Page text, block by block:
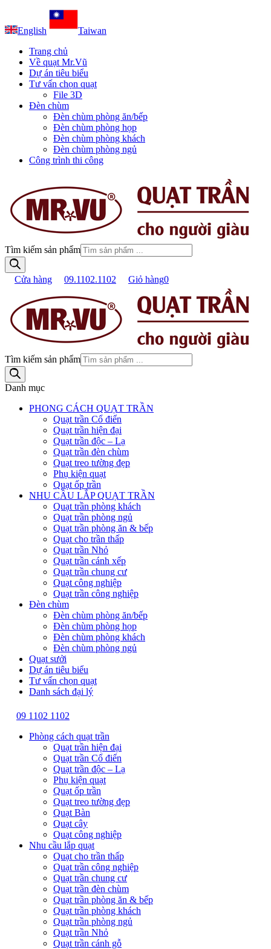
English
Taiwan
Trang chủ
Về quạt Mr.Vũ
Dự án tiêu biểu
Tư vấn chọn quạt
File 3D
Đèn chùm
Đèn chùm phòng ăn/bếp
Đèn chùm phòng họp
Đèn chùm phòng khách
Đèn chùm phòng ngủ
Công trình thi công
Tìm kiếm sản phẩm
Cửa hàng 09.1102.1102 Giỏ hàng0
Tìm kiếm sản phẩm
Danh mục
PHONG CÁCH QUẠT TRẦN
Quạt trần Cổ điển
Quạt trần hiện đại
Quạt trần độc – Lạ
Quạt trần đèn chùm
Quạt treo tường đẹp
Phụ kiện quạt
Quạt ốp trần
NHU CẦU LẮP QUẠT TRẦN
Quạt trần phòng khách
Quạt trần phòng ngủ
Quạt trần phòng ăn & bếp
Quạt cho trần thấp
Quạt trần Nhỏ
Quạt trần cánh xếp
Quạt trần chung cư
Quạt công nghiệp
Quạt trần công nghiệp
Đèn chùm
Đèn chùm phòng ăn/bếp
Đèn chùm phòng họp
Đèn chùm phòng khách
Đèn chùm phòng ngủ
Quạt sưởi
Dự án tiêu biểu
Tư vấn chọn quạt
Danh sách đại lý
09 1102 1102
Phòng cách quạt trần
Quạt trần hiện đại
Quạt trần Cổ điển
Quạt trần độc – Lạ
Phụ kiện quạt
Quạt ốp trần
Quạt treo tường đẹp
Quạt Bàn
Quạt cây
Quạt công nghiệp
Nhu cầu lắp quạt
Quạt cho trần thấp
Quạt trần công nghiệp
Quạt trần chung cư
Quạt trần đèn chùm
Quạt trần phòng ăn & bếp
Quạt trần phòng khách
Quạt trần phòng ngủ
Quạt trần Nhỏ
Quạt trần cánh gỗ